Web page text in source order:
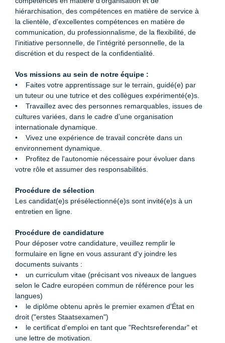
hiérarchisation, des compétences en matière de service à
la clientèle, d'excellentes compétences en matière de
communication, du professionnalisme, de la ﬂexibilité, de
l'initiative personnelle, de l'intégrité personnelle, de la
discrétion et du respect de la conﬁdentialité.
Vos missions au sein de notre équipe :
• Faites votre apprentissage sur le terrain, guidé(e) par
un tuteur ou une tutrice et des collègues expérimenté(e)s.
• Travaillez avec des personnes remarquables, issues de
cultures variées, dans le cadre d’une organisation
internationale dynamique.
• Vivez une expérience de travail concrète dans un
environnement dynamique.
• Profitez de l'autonomie nécessaire pour évoluer dans
votre rôle et assumer des responsabilités.
Procédure de sélection
Les candidat(e)s présélectionné(e)s sont invité(e)s à un
entretien en ligne.
Procédure de candidature
Pour déposer votre candidature, veuillez remplir le
formulaire en ligne en vous assurant d'y joindre les
documents suivants :
• un curriculum vitae (précisant vos niveaux de langues
selon le Cadre européen commun de référence pour les
langues)
• le diplôme obtenu après le premier examen d'État en
droit ("erstes Staatsexamen")
• le certiﬁcat d'emploi en tant que "Rechtsreferendar" et
une lettre de motivation.